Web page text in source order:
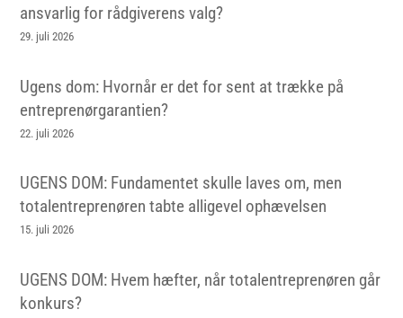
ansvarlig for rådgiverens valg?
29. juli 2026
Ugens dom: Hvornår er det for sent at trække på
entreprenørgarantien?
22. juli 2026
UGENS DOM: Fundamentet skulle laves om, men
totalentreprenøren tabte alligevel ophævelsen
15. juli 2026
UGENS DOM: Hvem hæfter, når totalentreprenøren går
konkurs?